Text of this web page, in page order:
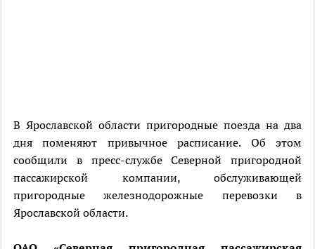
В Ярославской области пригородные поезда на два
дня поменяют привычное расписание. Об этом
сообщили в пресс-службе Северной пригородной
пассажирской компании, обслуживающей
пригородные железнодорожные перевозки в
Ярославской области.